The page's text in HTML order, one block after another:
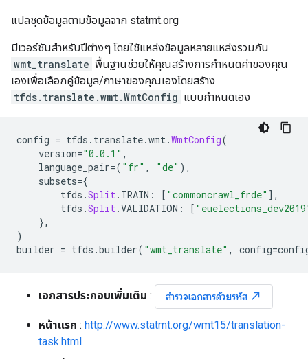
แปลชุดข้อมูลตามข้อมูลจาก statmt.org
มีเวอร์ชันสำหรับปีต่างๆ โดยใช้แหล่งข้อมูลหลายแหล่งรวมกัน
wmt_translate พื้นฐานช่วยให้คุณสร้างการกำหนดค่าของคุณ
เองเพื่อเลือกคู่ข้อมูล/ภาษาของคุณเองโดยสร้าง
tfds.translate.wmt.WmtConfig แบบกำหนดเอง
config = tfds . translate.wmt.WmtConfig(
version="0.0.1" ,
language_pair=( "fr" , "de" ),
subsets={
tfds .Split. TRAIN : [ "commoncrawl_frde" ],
tfds .Split.VALIDATION : [
},
)
builder = tfds .builder( "wmt_translate" , config=
เอกสารประกอบเพิ่มเติม : สำรวจเอกสารด้วยรหัส north_east
หน้าแรก : http://www.statmt.org/wmt15/translation-
task.html